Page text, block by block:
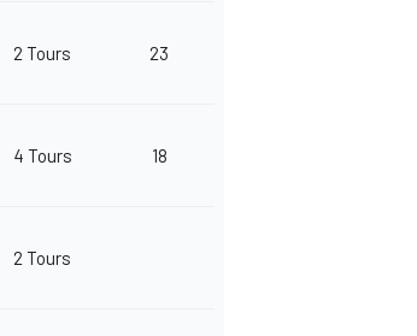
2 Tours 23
4 Tours 18
2 Tours